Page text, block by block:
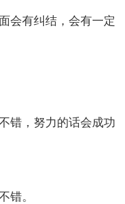
会有纠结，会有一定
错，努力的话会成功
错。